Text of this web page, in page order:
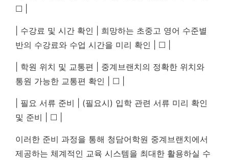
☐ |
| 수강료 및 시간 확인 | 희망하는 초중고 영어 수준별
반의 수강료와 수업 시간을 미리 확인 | ☐ |
| 학원 위치 및 교통편 | 중계브랜치의 정확한 위치와
통원 가능한 교통편 확인 | ☐ |
| 필요 서류 준비 | (필요시) 입학 관련 서류 미리 확인
및 준비 | ☐ |
이러한 준비 과정을 통해 청담어학원 중계브랜치에서
제공하는 체계적인 교육 시스템을 최대한 활용하실 수